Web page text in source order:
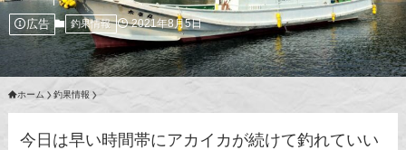
広告 釣果情報 2021年8月5日
ホーム 釣果情報
今日は早い時間帯にアカイカが続けて釣れていい